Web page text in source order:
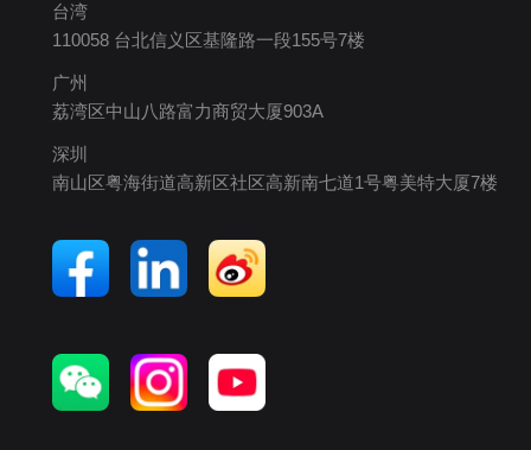
台湾
110058 台北信义区基隆路一段155号7楼
广州
荔湾区中山八路富力商贸大厦903A
深圳
南山区粤海街道高新区社区高新南七道1号粤美特大厦7楼